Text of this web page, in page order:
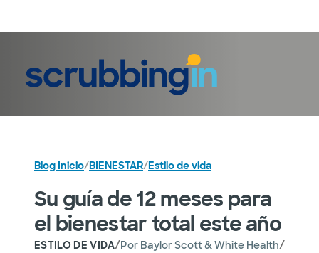
Blog Inicio/BIENESTAR/Estilo de vida
Su guía de 12 meses para
el bienestar total este año
ESTILO DE VIDA/Por Baylor Scott & White Health/